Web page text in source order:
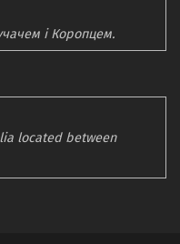
і Коропцем.
located between